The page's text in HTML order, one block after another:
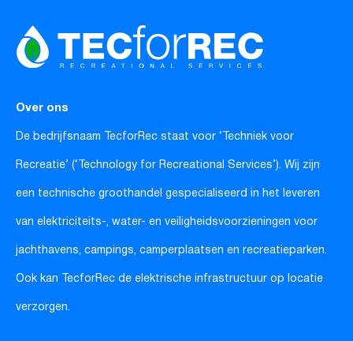
Over ons
De bedrijfsnaam TecforRec staat voor ‘Techniek voor
Recreatie’ (‘Technology for Recreational Services’). Wij zijn
een technische groothandel gespecialiseerd in het leveren
van elektriciteits-, water- en veiligheidsvoorzieningen voor
jachthavens, campings, camperplaatsen en recreatieparken.
Ook kan TecforRec de elektrische infrastructuur op locatie
verzorgen.